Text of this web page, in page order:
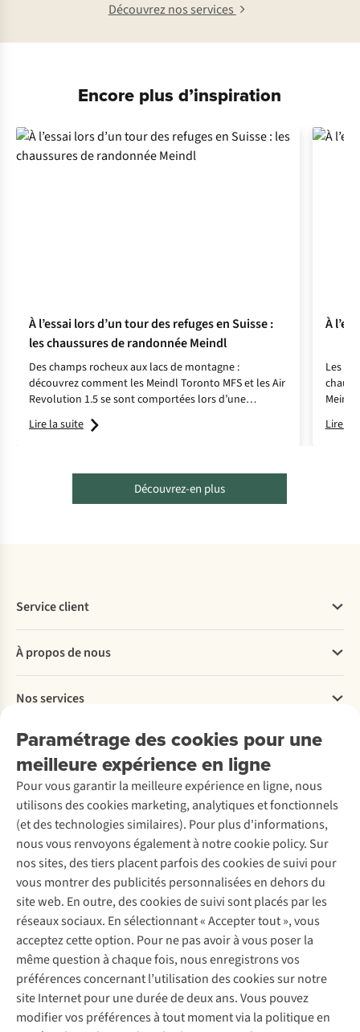
Découvrez nos services
Encore plus d’inspiration
À l’essai lors d’un tour des refuges en Suisse :
les chaussures de randonnée Meindl
Des champs rocheux aux lacs de montagne :
découvrez comment les Meindl Toronto MFS et les Air
Revolution 1.5 se sont comportées lors d’une
randonnée en refuge dans les Alpes.
Lire la suite
À
Les
Lire la
Découvrez-en plus
Paramétrage des cookies pour une
meilleure expérience en ligne
Pour vous garantir la meilleure expérience en ligne, nous
utilisons des cookies marketing, analytiques et fonctionnels
(et des technologies similaires). Pour plus d'informations,
nous vous renvoyons également à notre cookie policy. Sur
nos sites, des tiers placent parfois des cookies de suivi pour
vous montrer des publicités personnalisées en dehors du
site web. En outre, des cookies de suivi sont placés par les
réseaux sociaux. En sélectionnant « Accepter tout », vous
acceptez cette option. Pour ne pas avoir à vous poser la
même question à chaque fois, nous enregistrons vos
préférences concernant l’utilisation des cookies sur notre
site Internet pour une durée de deux ans. Vous pouvez
modifier vos préférences à tout moment via la politique en
Service client
Commander
Payer
Livraison
Rétractation d'une commande
Entretien & réparations
Garantie
Contactez-nous
À propos de nous
Explore More
À propos d’Ayacucho
Nos magasins
À propos d’A.S.Adventure
Déclaration d'accessibilité
Nos services
Location / Location sports d’hiver
Entretien de ski
Service de lavage
Entretien de chaussures
Réparation de chaussures
Réparation de vêtements
Retouches
Pour les entreprises
Découvrez
A.S.Magazine
Explore Camp
Gear Check
Expertise & conseils
Abonnez-vous à la newsletter
Suivez-nous
Mentions légales
Politique de confidentialité